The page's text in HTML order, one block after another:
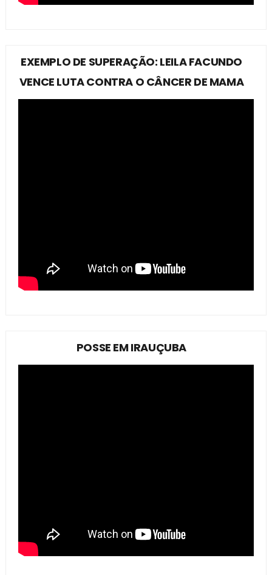
EXEMPLO DE SUPERAÇÃO: LEILA FACUNDO
VENCE LUTA CONTRA O CÂNCER DE MAMA
POSSE EM IRAUÇUBA